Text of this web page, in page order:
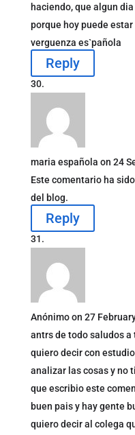
haciendo, que algun
porque hoy puede
verguenza es`pañola
Reply
maria española on 24
Este comentario ha
del blog.
Reply
Anónimo on 27
antrs de todo saludos
quiero decir con
analizar las cosas y no
que escribio este
buen pais y hay gente
quiero decir al colega